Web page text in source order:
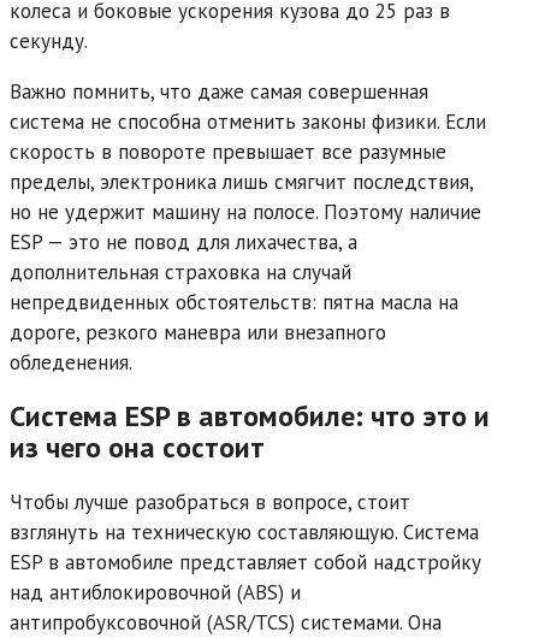
колеса и боковые ускорения кузова до 25 раз в
секунду.
Важно помнить, что даже самая совершенная
система не способна отменить законы физики. Если
скорость в повороте превышает все разумные
пределы, электроника лишь смягчит последствия,
но не удержит машину на полосе. Поэтому наличие
ESP — это не повод для лихачества, а
дополнительная страховка на случай
непредвиденных обстоятельств: пятна масла на
дороге, резкого маневра или внезапного
обледенения.
Система ESP в автомобиле: что это и
из чего она состоит
Чтобы лучше разобраться в вопросе, стоит
взглянуть на техническую составляющую. Система
ESP в автомобиле представляет собой надстройку
над антиблокировочной (ABS) и
антипробуксовочной (ASR/TCS) системами. Она